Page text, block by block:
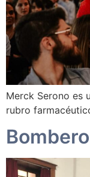
Merck Serono es
rubro